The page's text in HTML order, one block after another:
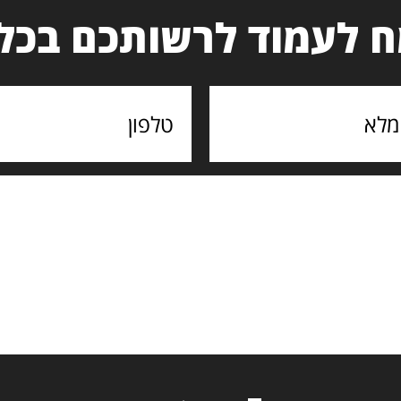
לעמוד לרשותכם